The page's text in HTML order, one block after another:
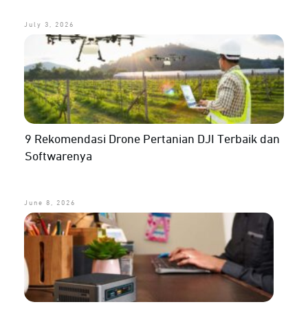
July 3, 2026
9 Rekomendasi Drone Pertanian DJI Terbaik dan
Softwarenya
June 8, 2026